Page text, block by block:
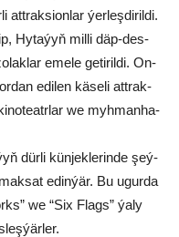
att­rak­si­on­lar ýer­leş­di­ril­di.
Hy­ta­ýyň mil­li däp-des­
eme­le ge­ti­ril­di. On­
edi­len kä­se­li att­rak­
we myh­man­ha­
dür­li kün­jek­le­rin­de şeý­
edin­ýär. Bu ugur­da
we “Six Flags” ýa­ly